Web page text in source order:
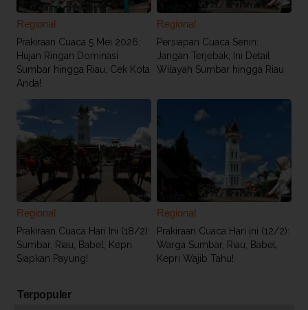
Regional
Prakiraan Cuaca 5 Mei 2026:
Hujan Ringan Dominasi
Sumbar hingga Riau, Cek Kota
Anda!
Regional
Persiapan Cuaca Senin:
Jangan Terjebak, Ini Detail
Wilayah Sumbar hingga Riau
Regional
Prakiraan Cuaca Hari Ini (18/2):
Sumbar, Riau, Babel, Kepri
Siapkan Payung!
Regional
Prakiraan Cuaca Hari ini (12/2):
Warga Sumbar, Riau, Babel,
Kepri Wajib Tahu!
Terpopuler